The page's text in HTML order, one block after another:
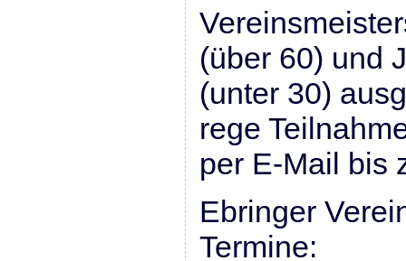
(über 60) und
(unter 30)
rege
per E-Mail bis
Ebringer
Termine: